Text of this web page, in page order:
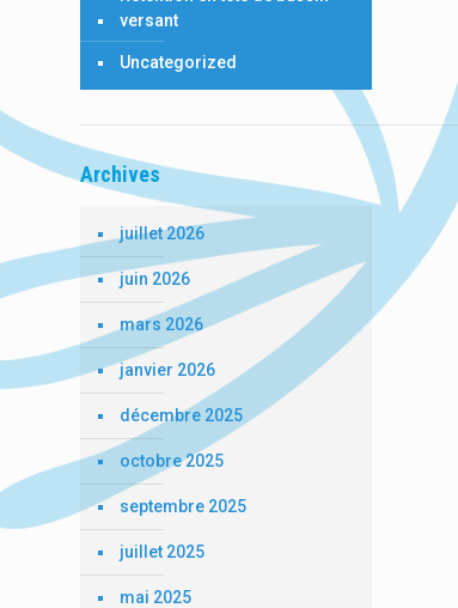
versant
Uncategorized
Archives
juillet 2026
juin 2026
mars 2026
janvier 2026
décembre 2025
octobre 2025
septembre 2025
juillet 2025
mai 2025